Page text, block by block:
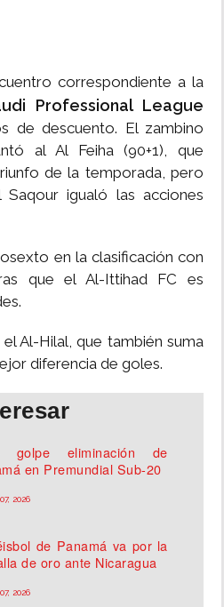
correspondiente a la
Professional League
de descuento. El zambino
al Al Feiha (90+1), que
de la temporada, pero
igualó las acciones
en la clasificación con
que el Al-Ittihad FC es
Al-Hilal, que también suma
diferencia de goles.
golpe eliminación de
en Premundial Sub-20
2026
de Panamá va por la
de oro ante Nicaragua
2026